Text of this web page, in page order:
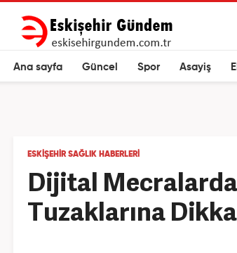
Ana sayfa Güncel Spor Asayiş
ESKIŞEHIR SAĞLIK HABERLERI
Dijital
Tuzaklarına